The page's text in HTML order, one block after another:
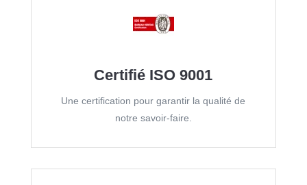
Certifié ISO 9001
Une certification pour garantir la qualité de
notre savoir-faire.